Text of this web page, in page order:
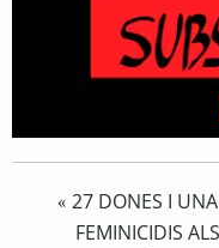
« 27 DONES I
FEMINICIDIS